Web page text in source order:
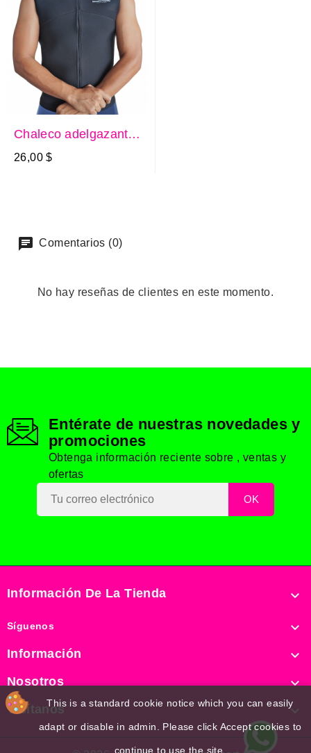
Chaleco adelgazante
para hombre
26,00 $
Comentarios (0)
No hay reseñas de clientes en este momento.
Entérate de nuestras novedades y
promociones
Obtenga información reciente sobre , ventas y
ofertas
Información De La Tienda 
Síguenos 
Información 
Nosotros 
Visítanos 
This is a standard cookie notice which you can easily
adapt or disable in admin. Please click Accept cookies to
continue to use the site.